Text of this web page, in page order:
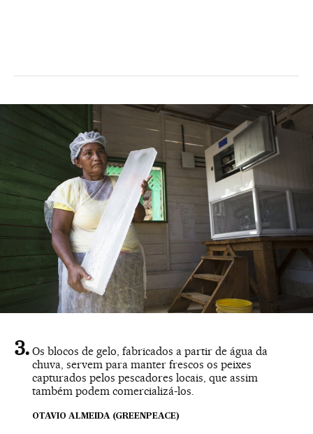
Os blocos de gelo, fabricados a partir de água da
chuva, servem para manter frescos os peixes
capturados pelos pescadores locais, que assim
também podem comercializá-los.
OTAVIO ALMEIDA (GREENPEACE)